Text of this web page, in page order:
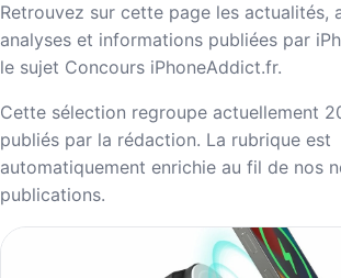
Retrouvez sur cette page les actualités,
analyses et informations publiées par
le sujet Concours iPhoneAddict.fr.
Cette sélection regroupe actuellement
publiés par la rédaction. La rubrique est
automatiquement enrichie au fil de nos
publications.